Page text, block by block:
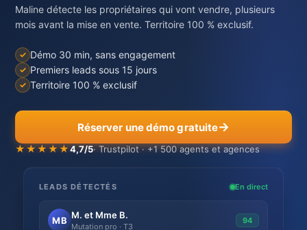
Maline détecte les propriétaires qui vont vendre, plusieurs
mois avant la mise en vente. Territoire 100 % exclusif.
Démo 30 min, sans engagement
Premiers leads sous 15 jours
Territoire 100 % exclusif
Réserver une démo gratuite
★★★★★4,7/5· Trustpilot · +1 500 agents et agences
LEADS DÉTECTÉS En direct
MB
M. et Mme B.
Mutation pro · T3
94